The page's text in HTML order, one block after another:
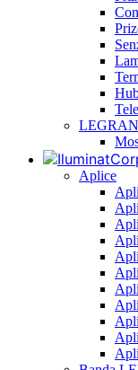
Aplice